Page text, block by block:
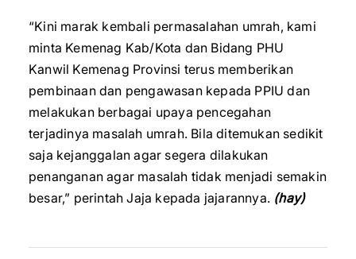
“Kini marak kembali permasalahan umrah, kami
minta Kemenag Kab/Kota dan Bidang PHU
Kanwil Kemenag Provinsi terus memberikan
pembinaan dan pengawasan kepada PPIU dan
melakukan berbagai upaya pencegahan
terjadinya masalah umrah. Bila ditemukan sedikit
saja kejanggalan agar segera dilakukan
penanganan agar masalah tidak menjadi semakin
besar,” perintah Jaja kepada jajarannya. (hay)